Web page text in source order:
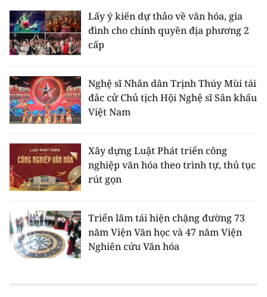
Lấy ý kiến dự thảo về văn hóa, gia
đình cho chính quyền địa phương 2
cấp
Nghệ sĩ Nhân dân Trịnh Thúy Mùi tái
đắc cử Chủ tịch Hội Nghệ sĩ Sân khấu
Việt Nam
Xây dựng Luật Phát triển công
nghiệp văn hóa theo trình tự, thủ tục
rút gọn
Triển lãm tái hiện chặng đường 73
năm Viện Văn học và 47 năm Viện
Nghiên cứu Văn hóa